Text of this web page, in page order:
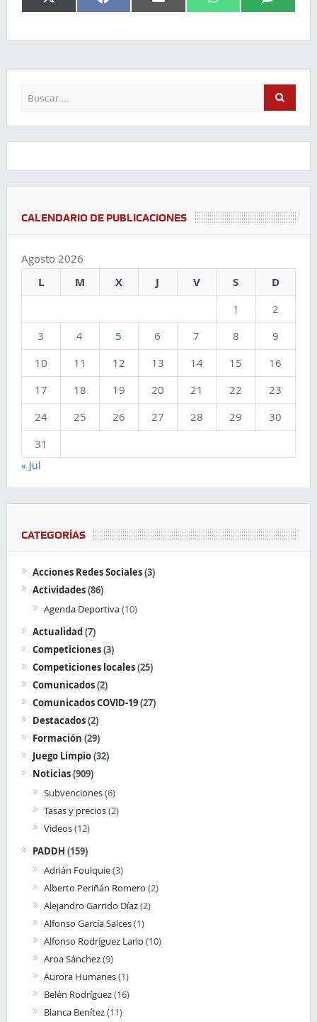
(Twitter)
CALENDARIO DE PUBLICACIONES
Agosto 2026
L M X J V S D
1
2
3
4 5 6 7 8
9
10
11 12 13 14 15
16
17
18 19 20 21 22
23
24
25 26 27 28 29
30
31
« Jul
CATEGORÍAS
Acciones Redes Sociales(3)
Actividades(86)
Agenda Deportiva(10)
Actualidad(7)
Competiciones(3)
Competiciones locales(25)
Comunicados(2)
Comunicados COVID-19(27)
Destacados(2)
Formación (29)
Juego Limpio(32)
Noticias(909)
Subvenciones(6)
Tasas y precios(2)
Videos(12)
PADDH (159)
Adrián Foulquie(3)
Alberto Periñán Romero (2)
Alejandro Garrido Díaz(2)
Alfonso García Salces(1)
Alfonso Rodríguez Lario (10)
Aroa Sánchez(9)
Aurora Humanes(1)
Belén Rodríguez(16)
Blanca Benítez(11)